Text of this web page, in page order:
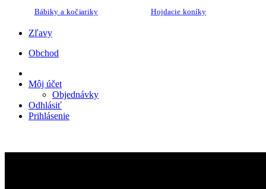
Bábiky a kočiariky Hojdacie koníky
Zľavy
Obchod
Môj účet
Objednávky
Odhlásiť
Prihlásenie